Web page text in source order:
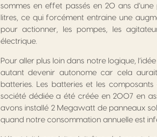
sommes en effet passés en 20 ans
litres, ce qui forcément entraine une
pour actionner, les pompes, les
électrique.
Pour aller plus loin dans notre logique,
autant devenir autonome car cela
batteries. Les batteries et les composants
société dédiée a été créée en 2007 en
avons installé 2 Megawatt de panneaux
quand notre consommation annuelle est